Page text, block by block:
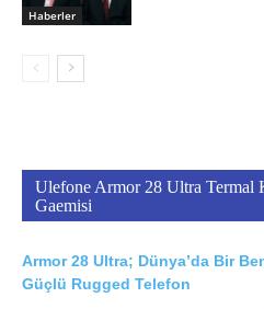
Haberler
Ulefone Armor 28 Ultra Termal
Gaemisi
Armor 28 Ultra; Dünya’da Bir
Güçlü Rugged Telefon